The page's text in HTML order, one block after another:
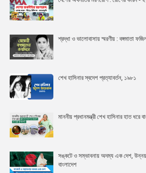
শ্রদ্ধা ও ভালোবাসায় স্মরণীয় : বঙ্গমাতা
শেখ হাসিনার স্বদেশ প্রত্যাবর্তন, ১৯৮১
মাননীয় প্রধানমন্ত্রী শেখ হাসিনার হাত ধরে
সঙ্কটে ও সম্ভাবনায় অদম্য এক দেশ,
বাংলাদেশ